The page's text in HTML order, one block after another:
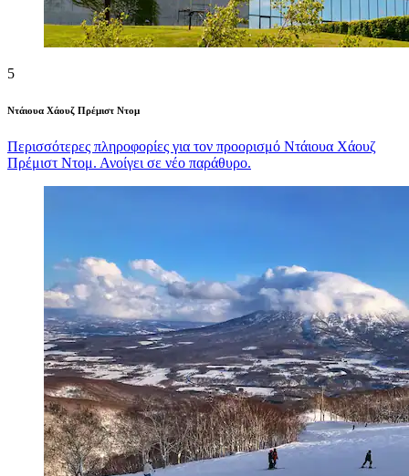
5
Ντάιουα Χάουζ Πρέμιστ Ντομ
Περισσότερες πληροφορίες για τον προορισμό Ντάιουα Χάουζ
Πρέμιστ Ντομ. Ανοίγει σε νέο παράθυρο.